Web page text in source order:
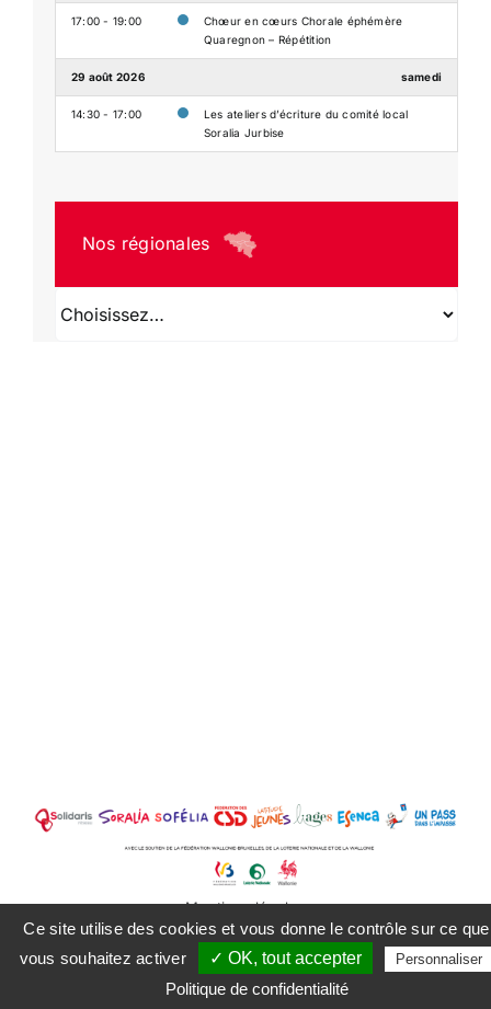
17:00 - 19:00
Chœur en cœurs Chorale éphémère
Quaregnon – Répétition
29 août 2026 samedi
14:30 - 17:00
Les ateliers d’écriture du comité local
Soralia Jurbise
Nos régionales
Mentions légales
FacebookInstagramLinkedIn
Ce site utilise des cookies et vous donne le contrôle sur ce que
vous souhaitez activer
✓ OK, tout accepter Personnaliser
Politique de confidentialité